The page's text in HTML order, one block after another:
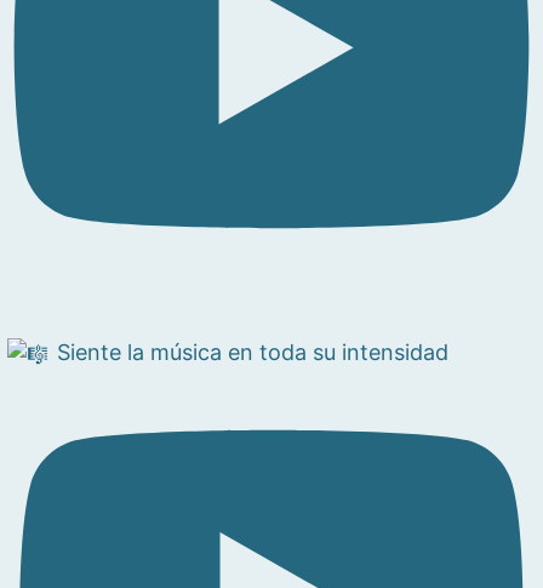
Siente la música en toda su intensidad